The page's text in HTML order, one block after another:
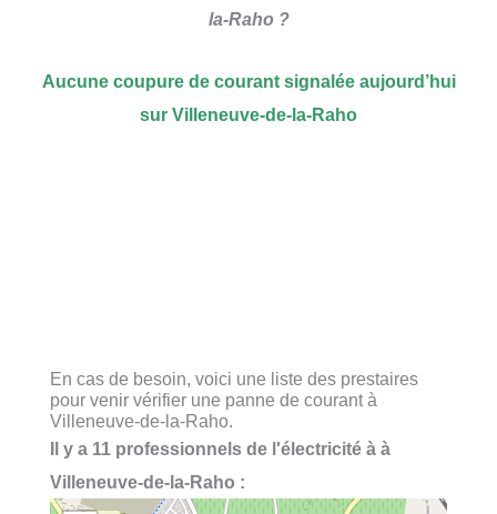
la-Raho ?
Aucune coupure de courant signalée aujourd’hui
sur Villeneuve-de-la-Raho
En cas de besoin, voici une liste des prestaires
pour venir vérifier une panne de courant à
Villeneuve-de-la-Raho.
Il y a 11 professionnels de l'électricité à à
Villeneuve-de-la-Raho :